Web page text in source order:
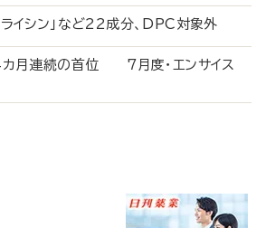
ライシン」など22成分、DPC対象外
カ月連続の首位 7月度・エンサイス